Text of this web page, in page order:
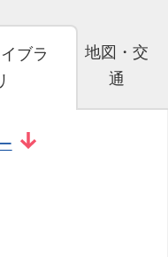
ブラ
地図・交
通